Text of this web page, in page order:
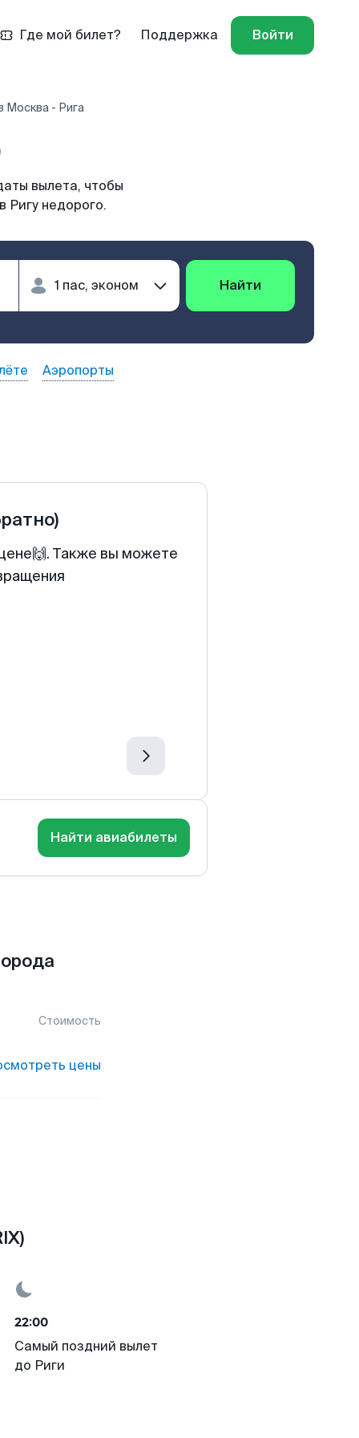
Где мой билет? Поддержка Войти
Москва - Рига
вылета, чтобы
Ригу недорого.
Найти
Аэропорты
Также вы можете
Найти авиабилеты
Стоимость
цены
22:00
Самый поздний вылет
до Риги